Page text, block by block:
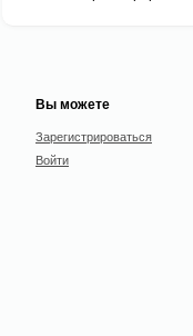
Вы можете
Зарегистрироваться
Войти